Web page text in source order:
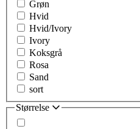
Grøn
Hvid
Hvid/Ivory
Ivory
Koksgrå
Rosa
Sand
sort
Størrelse